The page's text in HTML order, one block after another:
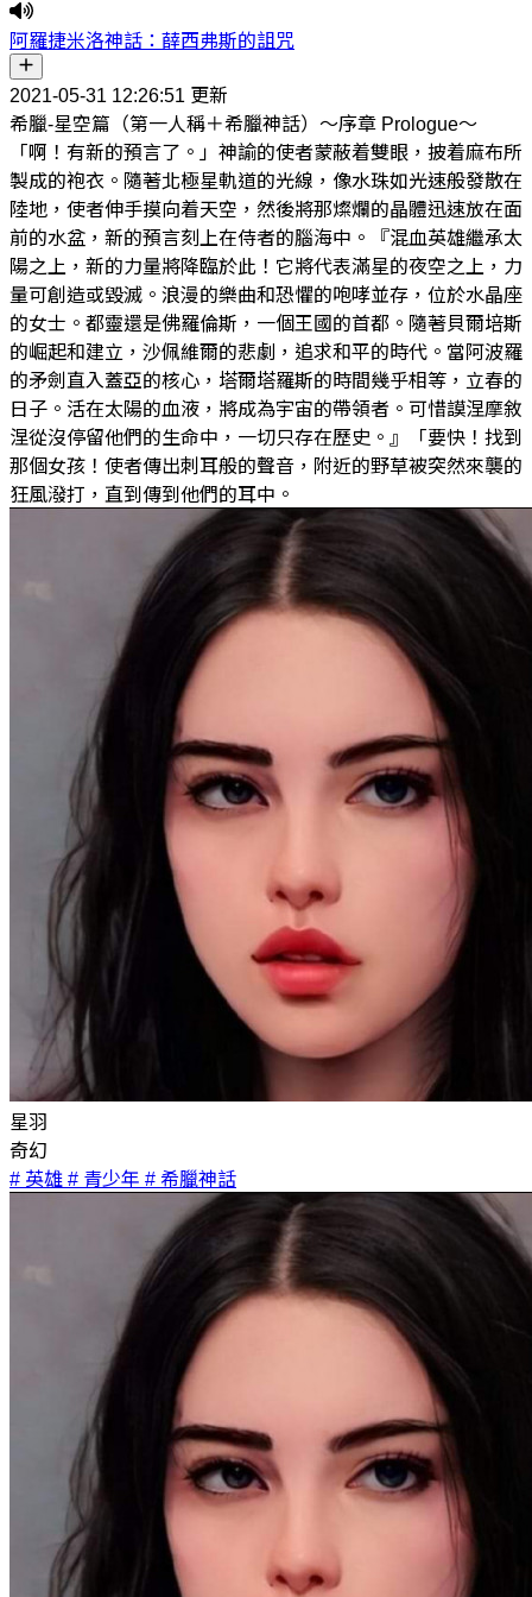
阿羅捷米洛神話：薛西弗斯的詛咒
2021-05-31 12:26:51 更新
希臘-星空篇（第一人稱＋希臘神話）～序章 Prologue～
「啊！有新的預言了。」神諭的使者蒙蔽着雙眼，披着麻布所
製成的袍衣。隨著北極星軌道的光線，像水珠如光速般發散在
陸地，使者伸手摸向着天空，然後將那燦爛的晶體迅速放在面
前的水盆，新的預言刻上在侍者的腦海中。『混血英雄繼承太
陽之上，新的力量將降臨於此！它將代表滿星的夜空之上，力
量可創造或毀滅。浪漫的樂曲和恐懼的咆哮並存，位於水晶座
的女士。都靈還是佛羅倫斯，一個王國的首都。隨著貝爾培斯
的崛起和建立，沙佩維爾的悲劇，追求和平的時代。當阿波羅
的矛劍直入蓋亞的核心，塔爾塔羅斯的時間幾乎相等，立春的
日子。活在太陽的血液，將成為宇宙的帶領者。可惜謨涅摩敘
涅從沒停留他們的生命中，一切只存在歷史。』「要快！找到
那個女孩！使者傳出刺耳般的聲音，附近的野草被突然來襲的
狂風潑打，直到傳到他們的耳中。
星羽
奇幻
# 英雄 # 青少年 # 希臘神話